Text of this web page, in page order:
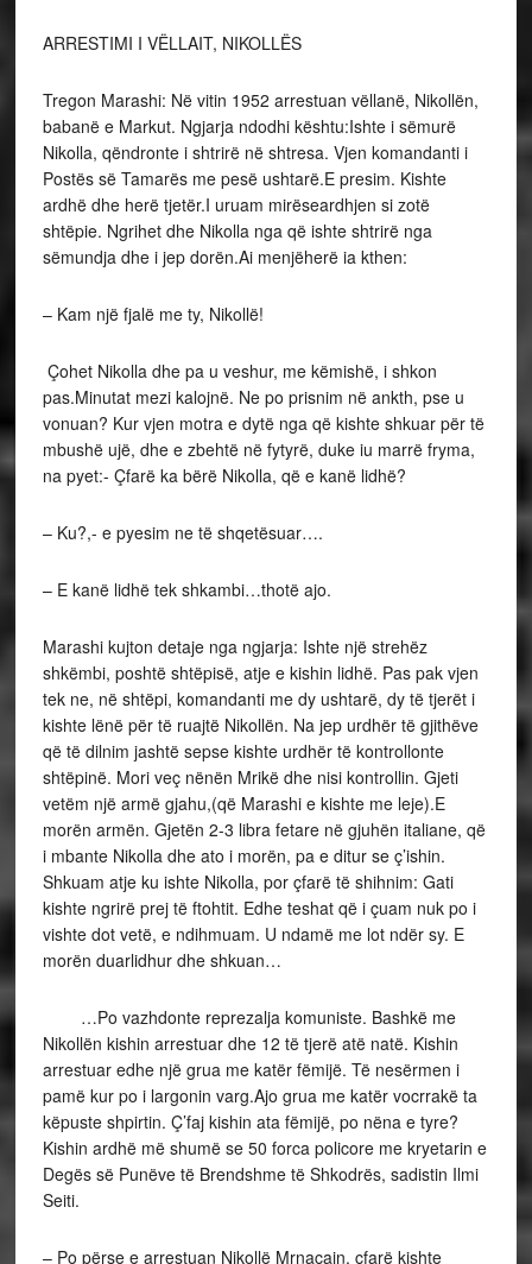
ARRESTIMI I VËLLAIT, NIKOLLËS
Tregon Marashi: Në vitin 1952 arrestuan vëllanë, Nikollën,
babanë e Markut. Ngjarja ndodhi kështu:Ishte i sëmurë
Nikolla, qëndronte i shtrirë në shtresa. Vjen komandanti i
Postës së Tamarës me pesë ushtarë.E presim. Kishte
ardhë dhe herë tjetër.I uruam mirëseardhjen si zotë
shtëpie. Ngrihet dhe Nikolla nga që ishte shtrirë nga
sëmundja dhe i jep dorën.Ai menjëherë ia kthen:
– Kam një fjalë me ty, Nikollë!
Çohet Nikolla dhe pa u veshur, me këmishë, i shkon
pas.Minutat mezi kalojnë. Ne po prisnim në ankth, pse u
vonuan? Kur vjen motra e dytë nga që kishte shkuar për të
mbushë ujë, dhe e zbehtë në fytyrë, duke iu marrë fryma,
na pyet:- Çfarë ka bërë Nikolla, që e kanë lidhë?
– Ku?,- e pyesim ne të shqetësuar….
– E kanë lidhë tek shkambi…thotë ajo.
Marashi kujton detaje nga ngjarja: Ishte një strehëz
shkëmbi, poshtë shtëpisë, atje e kishin lidhë. Pas pak vjen
tek ne, në shtëpi, komandanti me dy ushtarë, dy të tjerët i
kishte lënë për të ruajtë Nikollën. Na jep urdhër të gjithëve
që të dilnim jashtë sepse kishte urdhër të kontrollonte
shtëpinë. Mori veç nënën Mrikë dhe nisi kontrollin. Gjeti
vetëm një armë gjahu,(që Marashi e kishte me leje).E
morën armën. Gjetën 2-3 libra fetare në gjuhën italiane, që
i mbante Nikolla dhe ato i morën, pa e ditur se ç’ishin.
Shkuam atje ku ishte Nikolla, por çfarë të shihnim: Gati
kishte ngrirë prej të ftohtit. Edhe teshat që i çuam nuk po i
vishte dot vetë, e ndihmuam. U ndamë me lot ndër sy. E
morën duarlidhur dhe shkuan…
…Po vazhdonte reprezalja komuniste. Bashkë me
Nikollën kishin arrestuar dhe 12 të tjerë atë natë. Kishin
arrestuar edhe një grua me katër fëmijë. Të nesërmen i
pamë kur po i largonin varg.Ajo grua me katër vocrrakë ta
këpuste shpirtin. Ç’faj kishin ata fëmijë, po nëna e tyre?
Kishin ardhë më shumë se 50 forca policore me kryetarin e
Degës së Punëve të Brendshme të Shkodrës, sadistin Ilmi
Seiti.
– Po përse e arrestuan Nikollë Mrnaçajn, çfarë kishte